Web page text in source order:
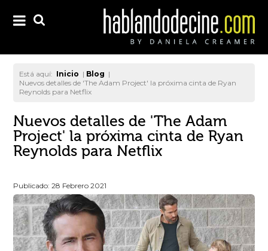
Está aquí: Inicio | Blog |
Nuevos detalles de 'The Adam Project' la próxima cinta de Ryan
Reynolds para Netflix
Nuevos detalles de 'The Adam
Project' la próxima cinta de Ryan
Reynolds para Netflix
Publicado: 28 Febrero 2021